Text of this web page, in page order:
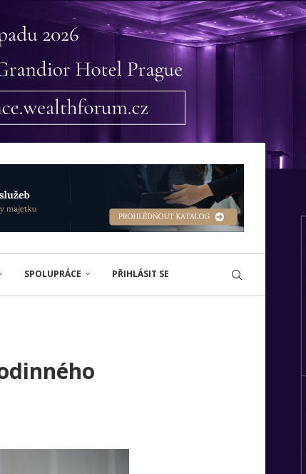
SPOLUPRÁCE PŘIHLÁSIT SE